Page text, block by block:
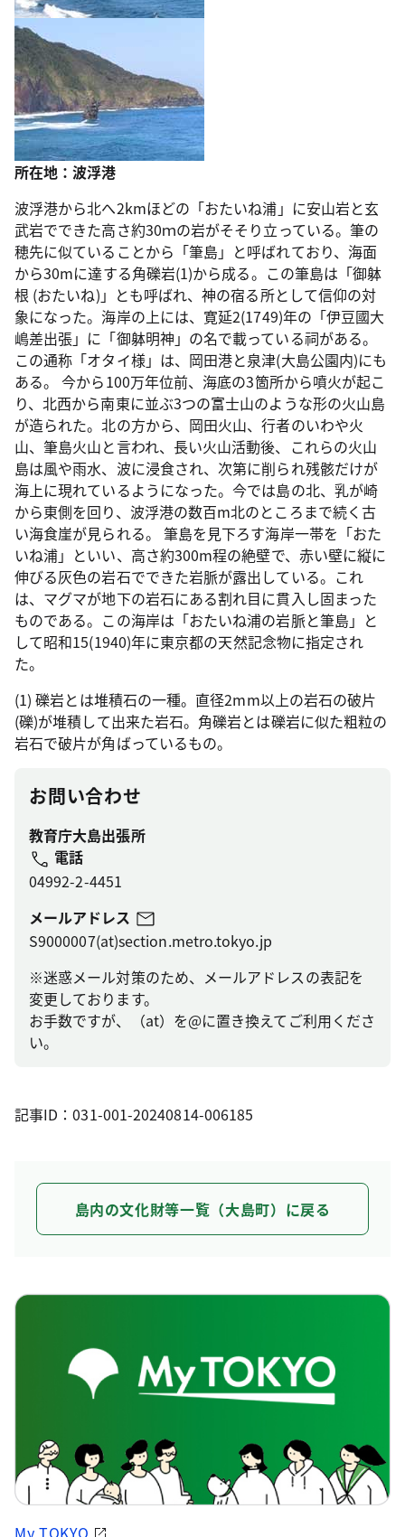
所在地：波浮港
波浮港から北へ2kmほどの「おたいね浦」に安山岩と玄
武岩でできた高さ約30ｍの岩がそそり立っている。筆の
穂先に似ていることから「筆島」と呼ばれており、海面
から30mに達する角礫岩(1)から成る。この筆島は「御躰
根 (おたいね)」とも呼ばれ、神の宿る所として信仰の対
象になった。海岸の上には、寛延2(1749)年の「伊豆國大
嶋差出張」に「御躰明神」の名で載っている祠がある。
この通称「オタイ様」は、岡田港と泉津(大島公園内)にも
ある。 今から100万年位前、海底の3箇所から噴火が起こ
り、北西から南東に並ぶ3つの富士山のような形の火山島
が造られた。北の方から、岡田火山、行者のいわや火
山、筆島火山と言われ、長い火山活動後、これらの火山
島は風や雨水、波に浸食され、次第に削られ残骸だけが
海上に現れているようになった。今では島の北、乳が崎
から東側を回り、波浮港の数百m北のところまで続く古
い海食崖が見られる。 筆島を見下ろす海岸一帯を「おた
いね浦」といい、高さ約300m程の絶壁で、赤い壁に縦に
伸びる灰色の岩石でできた岩脈が露出している。これ
は、マグマが地下の岩石にある割れ目に貫入し固まった
ものである。この海岸は「おたいね浦の岩脈と筆島」と
して昭和15(1940)年に東京都の天然記念物に指定され
た。
(1) 礫岩とは堆積石の一種。直径2mm以上の岩石の破片
(礫)が堆積して出来た岩石。角礫岩とは礫岩に似た粗粒の
岩石で破片が角ばっているもの。
お問い合わせ
教育庁大島出張所
電話
04992-2-4451
メールアドレス
S9000007(at)section.metro.tokyo.jp
※迷惑メール対策のため、メールアドレスの表記を
変更しております。
お手数ですが、（at）を@に置き換えてご利用くださ
い。
記事ID：031-001-20240814-006185
島内の文化財等一覧（大島町）に戻る
My TOKYO